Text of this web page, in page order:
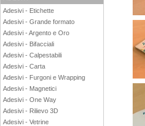
Adesivi - Etichette
Adesivi - Grande formato
Adesivi - Argento e Oro
Adesivi - Bifacciali
Adesivi - Calpestabili
Adesivi - Carta
Adesivi - Furgoni e Wrapping
Adesivi - Magnetici
Adesivi - One Way
Adesivi - Rilievo 3D
Adesivi - Vetrine